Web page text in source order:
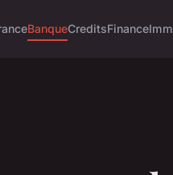
BanqueCreditsFinance